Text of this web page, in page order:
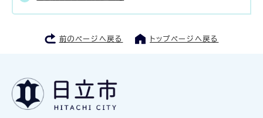
前のページへ戻る トップページへ戻る